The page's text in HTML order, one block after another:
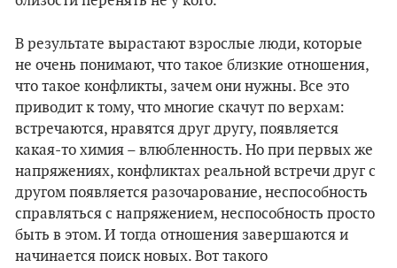
В результате вырастают взрослые люди, которые
не очень понимают, что такое близкие отношения,
что такое конфликты, зачем они нужны. Все это
приводит к тому, что многие скачут по верхам:
встречаются, нравятся друг другу, появляется
какая-то химия – влюбленность. Но при первых же
напряжениях, конфликтах реальной встречи друг с
другом появляется разочарование, неспособность
справляться с напряжением, неспособность просто
быть в этом. И тогда отношения завершаются и
начинается поиск новых. Вот такого